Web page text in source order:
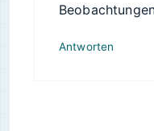
Antworten